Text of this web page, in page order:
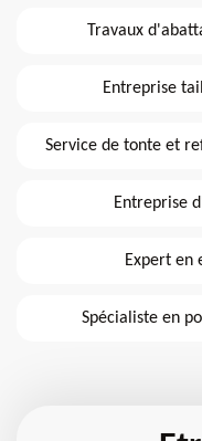
Travaux
Entreprise
Service de tonte et
Entreprise
Expert en
Spécialiste en